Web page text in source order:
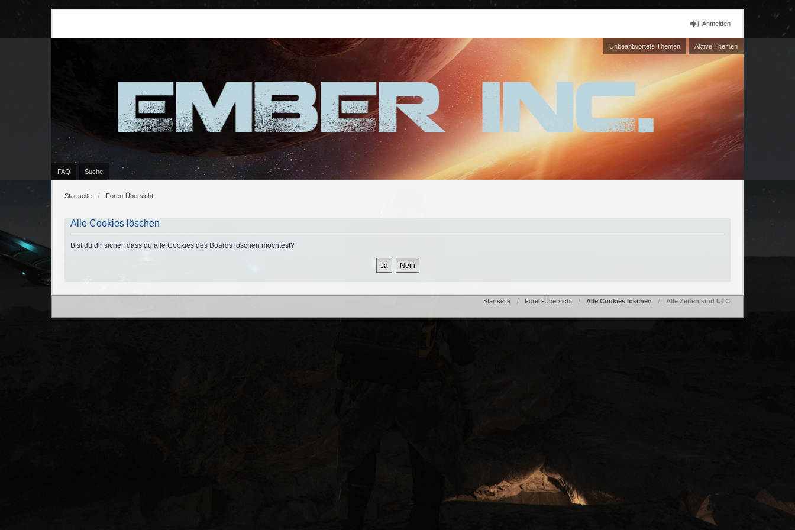
Anmelden
Unbeantwortete Themen Aktive Themen
FAQ Suche
Startseite Foren-Übersicht
Alle Cookies löschen
Bist du dir sicher, dass du alle Cookies des Boards löschen möchtest?
Startseite Foren-Übersicht Alle Cookies löschen Alle Zeiten sind UTC